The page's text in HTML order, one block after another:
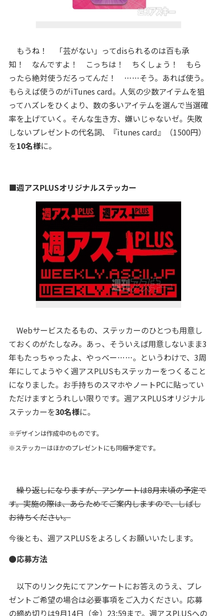
もうね！ 「芸がない」ってdisられるのは百も承
知！ なんですよ！ こっちは！ ちくしょう！ もら
ったら絶対使うだろってんだ！ ……そう。あれば使う。
もらえば使うのがiTunes card。人気の少数アイテムを狙
ってハズレをひくより、数の多いアイテムを選んで当選確
率を上げていく。そんな生き方、嫌いじゃないゼ。失敗
しないプレゼントの代名詞、『itunes card』（1500円）
を10名様に。
■週アスPLUSオリジナルステッカー
Webサービスたるもの、ステッカーのひとつも用意し
ておくのがたしなみ。あっ、そういえば用意しないまま3
年もたっちゃったよ、やっべー……。というわけで、3周
年にしてようやく週アスPLUSもステッカーをつくること
になりました。お手持ちのスマホやノートPCに貼ってい
ただけますとうれしい限りです。週アスPLUSオリジナル
ステッカーを30名様に。
※デザインは作成中のものです。
※ステッカーはほかのプレゼントにも同梱予定です。
繰り返しになりますが、アンケートは8月末頃の予定で
す。実施の際は、あらためてご案内しますので、しばし
お待ちください。
今後とも、週アスPLUSをよろしくお願いいたします。
●応募方法
以下のリンク先にてアンケートにお答えのうえ、プレ
ゼントご希望の場合は必要事項をご入力ください。応募
の締め切りは9月14日（金）23:59まで。週アスPLUSへの